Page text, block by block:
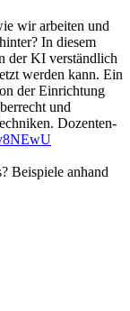
wir arbeiten und
In diesem
der KI verständlich
werden kann. Ein
der Einrichtung
und
Dozenten-
Beispiele anhand